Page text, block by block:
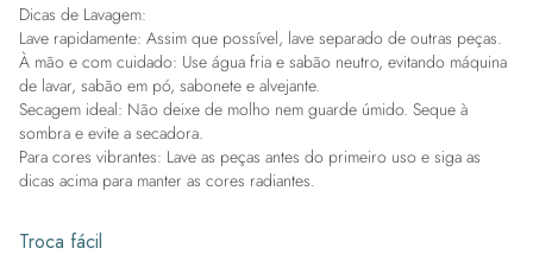
Dicas de Lavagem:
Lave rapidamente: Assim que possível, lave separado de outras peças.
À mão e com cuidado: Use água fria e sabão neutro, evitando máquina
de lavar, sabão em pó, sabonete e alvejante.
Secagem ideal: Não deixe de molho nem guarde úmido. Seque à
sombra e evite a secadora.
Para cores vibrantes: Lave as peças antes do primeiro uso e siga as
dicas acima para manter as cores radiantes.
Troca fácil